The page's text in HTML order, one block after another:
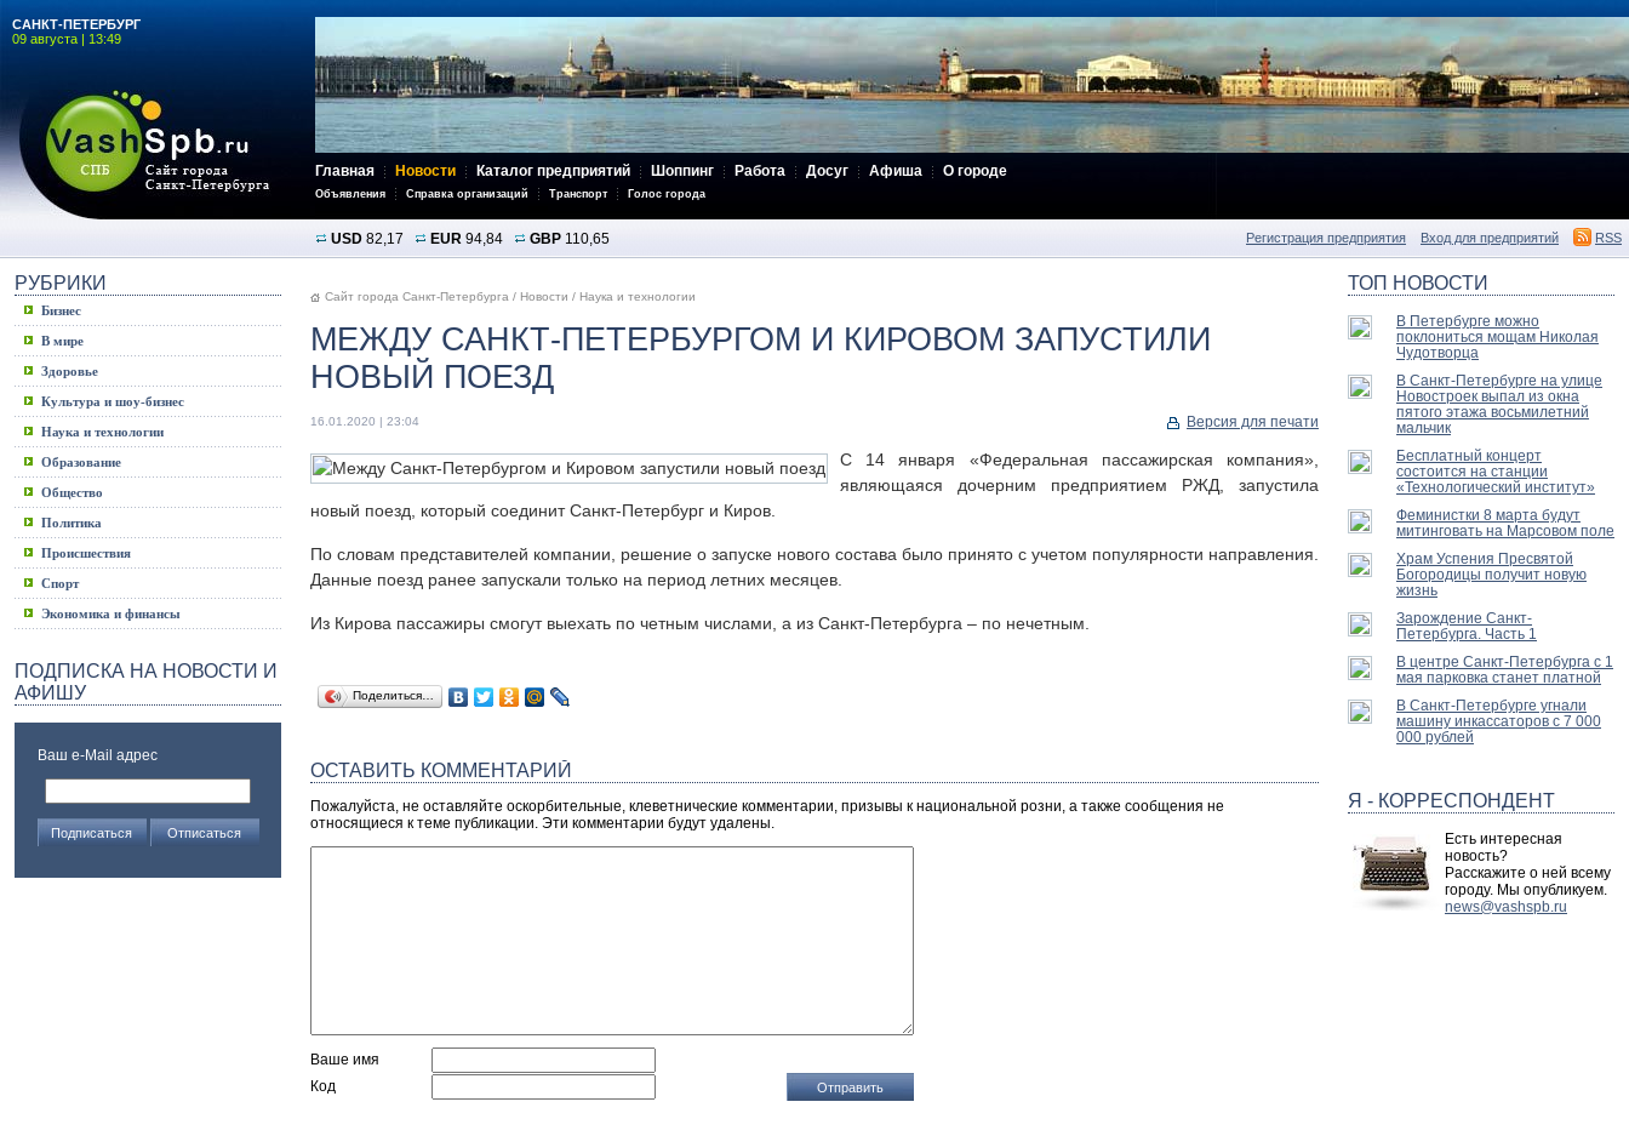
САНКТ-ПЕТЕРБУРГ
09 августа | 13:49
Главная Новости Каталог предприятий Шоппинг Работа Досуг Афиша О городе
Объявления Справка организаций Транспорт Голос города
USD 82,17 EUR 94,84 GBP 110,65 Регистрация предприятия Вход для предприятий RSS
РУБРИКИ
Бизнес
В мире
Здоровье
Культура и шоу-бизнес
Наука и технологии
Образование
Общество
Политика
Происшествия
Спорт
Экономика и финансы
ПОДПИСКА НА НОВОСТИ И
АФИШУ
Ваш e-Mail адрес
Сайт города Санкт-Петербурга / Новости / Наука и технологии
МЕЖДУ САНКТ-ПЕТЕРБУРГОМ И КИРОВОМ ЗАПУСТИЛИ
НОВЫЙ ПОЕЗД
16.01.2020 | 23:04 Версия для печати
С 14 января «Федеральная пассажирская компания»,
являющаяся дочерним предприятием РЖД, запустила
новый поезд, который соединит Санкт-Петербург и Киров.
По словам представителей компании, решение о запуске нового состава было принято с учетом популярности направления.
Данные поезд ранее запускали только на период летних месяцев.
Из Кирова пассажиры смогут выехать по четным числами, а из Санкт-Петербурга – по нечетным.
Поделиться…
ОСТАВИТЬ КОММЕНТАРИЙ
Пожалуйста, не оставляйте оскорбительные, клеветнические комментарии, призывы к национальной розни, а также сообщения не
относящиеся к теме публикации. Эти комментарии будут удалены.
Ваше имя
Код
ТОП НОВОСТИ
В Петербурге можно
поклониться мощам Николая
Чудотворца
В Санкт-Петербурге на улице
Новостроек выпал из окна
пятого этажа восьмилетний
мальчик
Бесплатный концерт
состоится на станции
«Технологический институт»
Феминистки 8 марта будут
митинговать на Марсовом поле
Храм Успения Пресвятой
Богородицы получит новую
жизнь
Зарождение Санкт-
Петербурга. Часть 1
В центре Санкт-Петербурга с 1
мая парковка станет платной
В Санкт-Петербурге угнали
машину инкассаторов с 7 000
000 рублей
Я - КОРРЕСПОНДЕНТ
Есть интересная
новость?
Расскажите о ней всему
городу. Мы опубликуем.
news@vashspb.ru